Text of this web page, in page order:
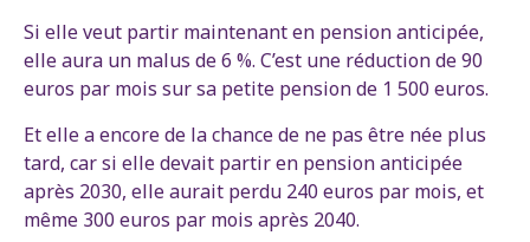
Si elle veut partir maintenant en pension anticipée,
elle aura un malus de 6 %. C’est une réduction de 90
euros par mois sur sa petite pension de 1 500 euros.
Et elle a encore de la chance de ne pas être née plus
tard, car si elle devait partir en pension anticipée
après 2030, elle aurait perdu 240 euros par mois, et
même 300 euros par mois après 2040.